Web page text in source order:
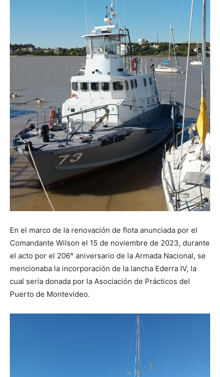
En el marco de la renovación de flota anunciada por el
Comandante Wilson el 15 de noviembre de 2023, durante
el acto por el 206° aniversario de la Armada Nacional, se
mencionaba la incorporación de la lancha Ederra IV, la
cual sería donada por la Asociación de Prácticos del
Puerto de Montevideo.